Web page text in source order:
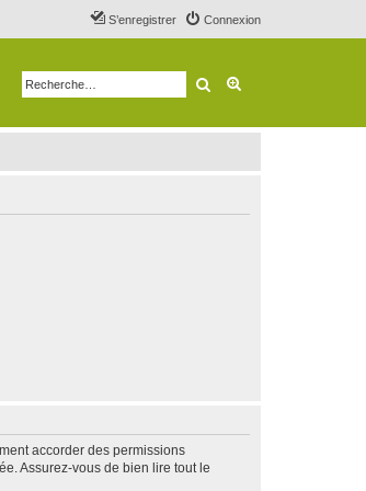
Connexion
S’enregistrer
Rechercher
accorder des permissions
Assurez-vous de bien lire tout le